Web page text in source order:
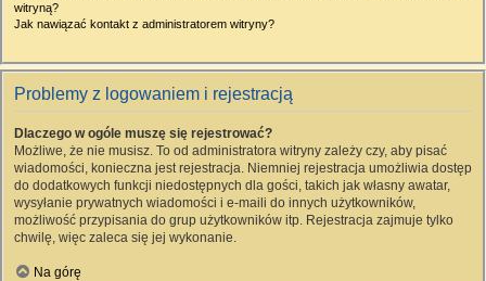
witryną?
Jak nawiązać kontakt z administratorem witryny?
Problemy z logowaniem i rejestracją
Dlaczego w ogóle muszę się rejestrować?
Możliwe, że nie musisz. To od administratora witryny zależy czy, aby pisać
wiadomości, konieczna jest rejestracja. Niemniej rejestracja umożliwia dostęp
do dodatkowych funkcji niedostępnych dla gości, takich jak własny awatar,
wysyłanie prywatnych wiadomości i e-maili do innych użytkowników,
możliwość przypisania do grup użytkowników itp. Rejestracja zajmuje tylko
chwilę, więc zaleca się jej wykonanie.
Na górę